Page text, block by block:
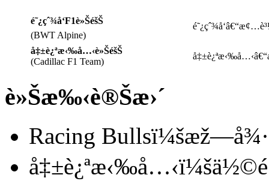
é˜¿çˆ¾å‘F1è»ŠéšŠ
(BWT Alpine)
å‡±è¿ªæ‹‰å…‹è»ŠéšŠ
(Cadillac F1 Team)
è»Šæ‰‹è®Šæ›´
Racing